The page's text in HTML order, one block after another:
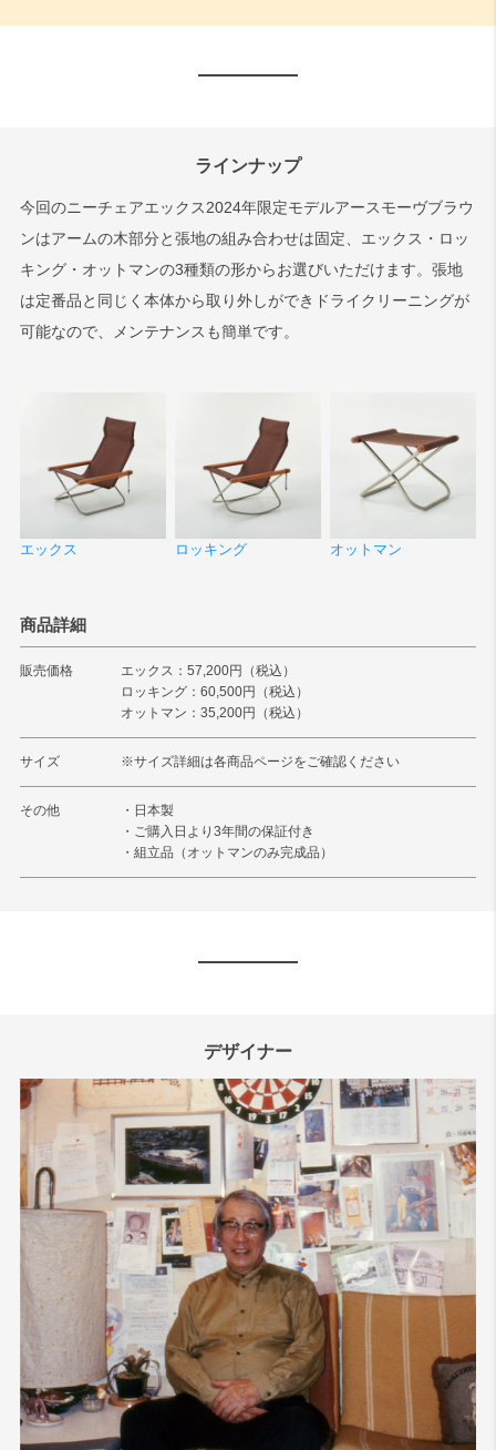
ラインナップ
今回のニーチェアエックス2024年限定モデルアースモーヴブラウ
ンはアームの木部分と張地の組み合わせは固定、エックス・ロッ
キング・オットマンの3種類の形からお選びいただけます。張地
は定番品と同じく本体から取り外しができドライクリーニングが
可能なので、メンテナンスも簡単です。
エックス ロッキング オットマン
商品詳細
販売価格
エックス：57,200円（税込）
ロッキング：60,500円（税込）
オットマン：35,200円（税込）
サイズ ※サイズ詳細は各商品ページをご確認ください
その他
・日本製
・ご購入日より3年間の保証付き
・組立品（オットマンのみ完成品）
デザイナー